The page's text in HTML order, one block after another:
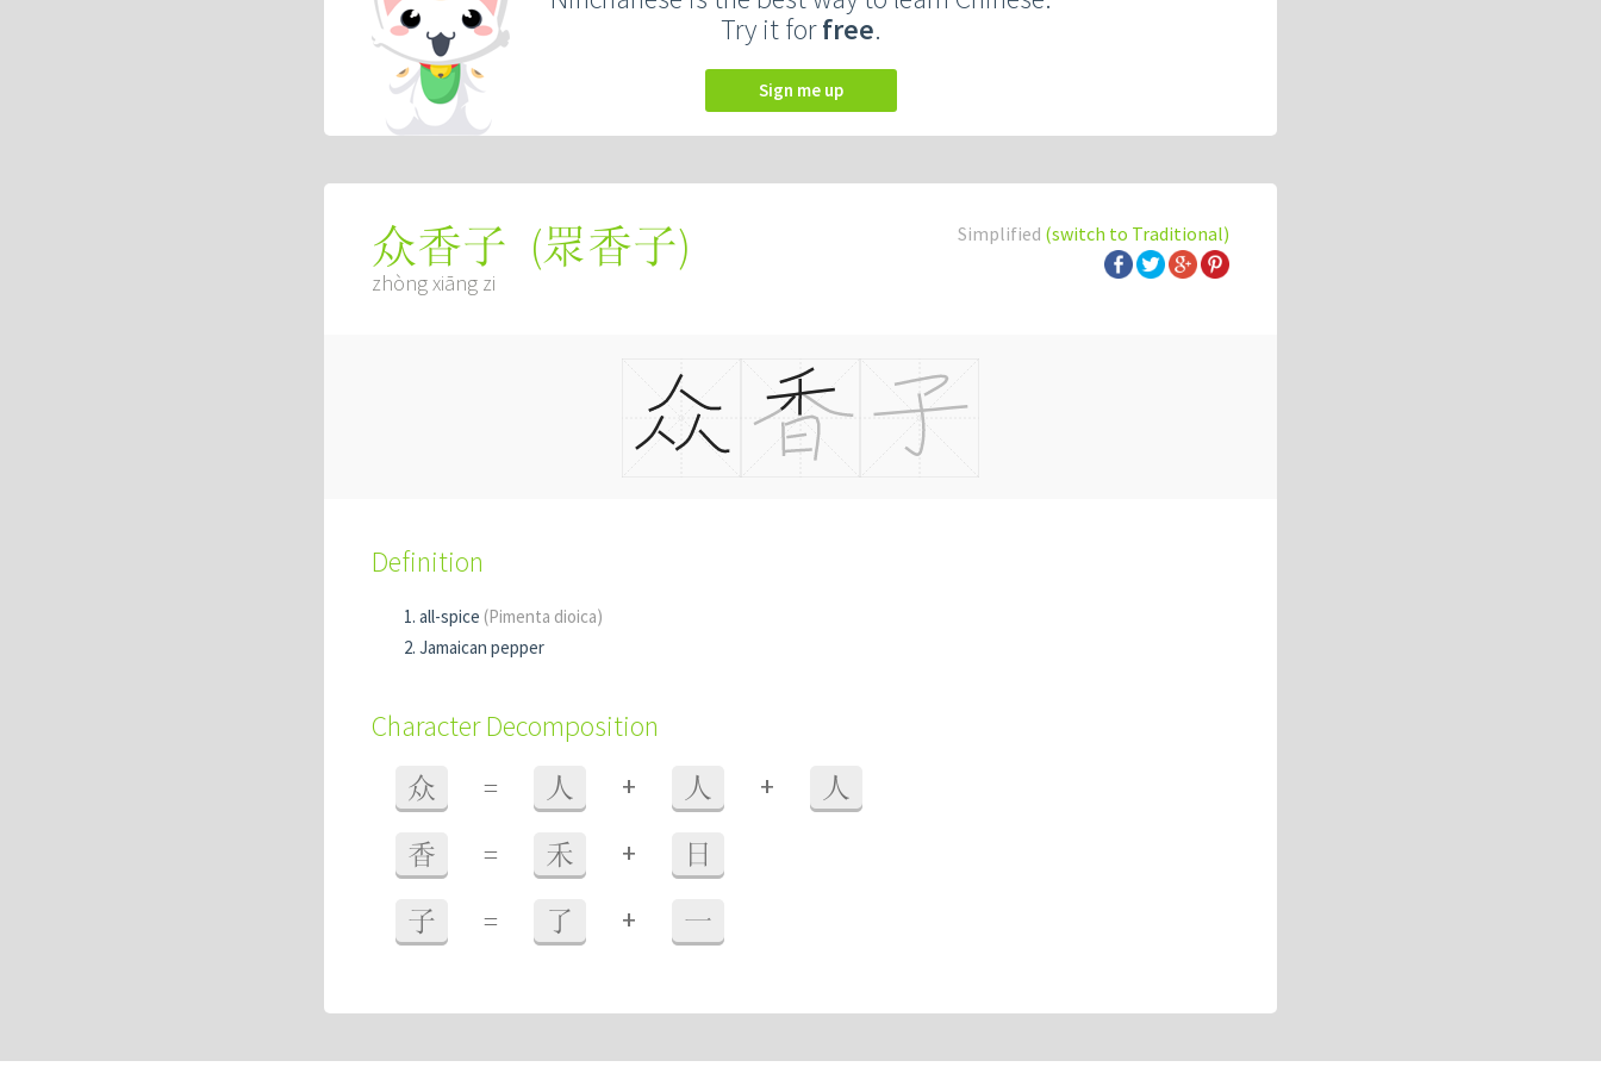
Try it forfree.
Sign me up
Simplified (switch to Traditional)
众香子 (眾香子)
zhòng xiāng zi
Definition
all-spice (Pimenta dioica)
Jamaican pepper
Character Decomposition
众 = 人 + 人 + 人
香 = 禾 + 日
子 = 了 + 一